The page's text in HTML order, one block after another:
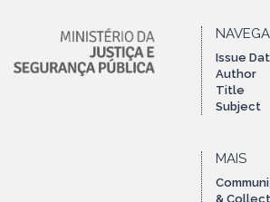
Issue
Author
Title
Subject
MAIS
&